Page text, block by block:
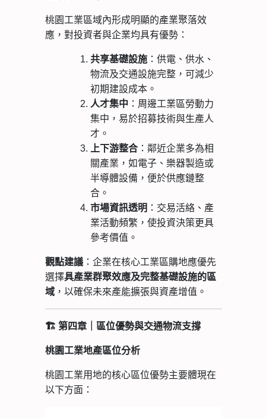
桃園工業區域內形成明顯的產業聚落效
應，對投資者與企業均具有優勢：
共享基礎設施：供電、供水、
物流及交通設施完整，可減少
初期建設成本。
人才集中 ：周邊工業區勞動力
集中，易於招募技術與生產人
才。
上下游整合：鄰近企業多為相
關產業，如電子、樂器製造或
半導體設備，便於供應鏈整
合。
市場資訊透明 ：交易活絡、產
業活動頻繁，使投資決策更具
參考價值。
觀點建議 ：企業在核心工業區購地應優先
選擇具產業群聚效應及完整基礎設施的區
域 ，以確保未來產能擴張與資產增值。
🏗 第四章｜區位優勢與交通物流支撐
桃園工業地產區位分析
桃園工業用地的核心區位優勢主要體現在
以下方面：